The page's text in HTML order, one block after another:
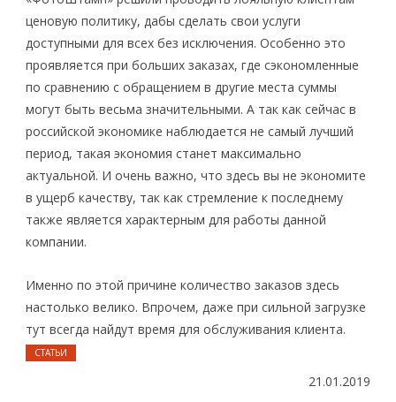
ценовую политику, дабы сделать свои услуги
доступными для всех без исключения. Особенно это
проявляется при больших заказах, где сэкономленные
по сравнению с обращением в другие места суммы
могут быть весьма значительными. А так как сейчас в
российской экономике наблюдается не самый лучший
период, такая экономия станет максимально
актуальной. И очень важно, что здесь вы не экономите
в ущерб качеству, так как стремление к последнему
также является характерным для работы данной
компании.
Именно по этой причине количество заказов здесь
настолько велико. Впрочем, даже при сильной загрузке
тут всегда найдут время для обслуживания клиента.
СТАТЬИ
21.01.2019